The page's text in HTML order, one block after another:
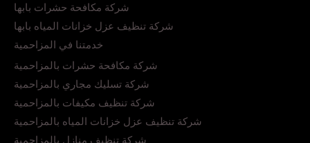
شركة مكافحة حشرات بابها
شركة تنظيف عزل خزانات المياه بابها
خدمتنا في المزاحمية
شركة مكافحة حشرات بالمزاحمية
شركة تسليك مجاري بالمزاحمية
شركة تنظيف مكيفات بالمزاحمية
شركة تنظيف عزل خزانات المياه بالمزاحمية
شركة تنظيف منازل بالمزاحمية